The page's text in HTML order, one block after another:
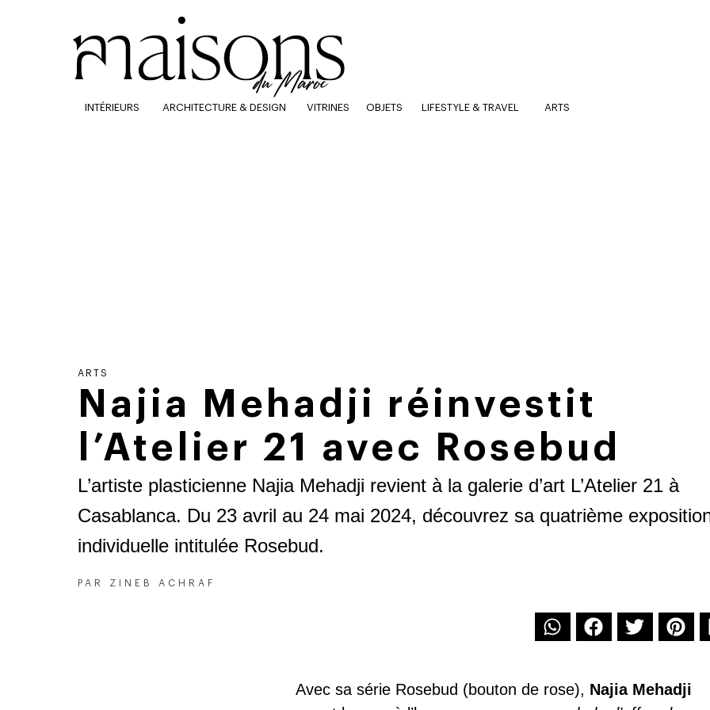
INTÉRIEURS ARCHITECTURE & DESIGN VITRINES OBJETS LIFESTYLE & TRAVEL ARTS
ARTS
Najia Mehadji réinvestit
l’Atelier 21 avec Rosebud
L’artiste plasticienne Najia Mehadji revient à la galerie d’art L’Atelier 21 à
Casablanca. Du 23 avril au 24 mai 2024, découvrez sa quatrième
individuelle intitulée Rosebud.
PAR ZINEB ACHRAF
Avec sa série Rosebud (bouton de rose), Najia Mehadji